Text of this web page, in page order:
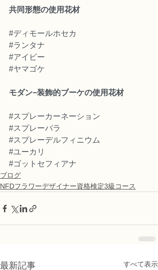
共同形態の使用花材
#ディモールホセカ
#ランタナ
#アイビー
#ヤマゴケ
モダン−装飾的ブーケの使用花材
#スプレーカーネーション
#スプレーバラ
#スプレーデルフィニウム
#ユーカリ
#ゴットセフィアナ
ブログ
NFDフラワーデザイナー資格検定3級コース
最新記事 すべて表示